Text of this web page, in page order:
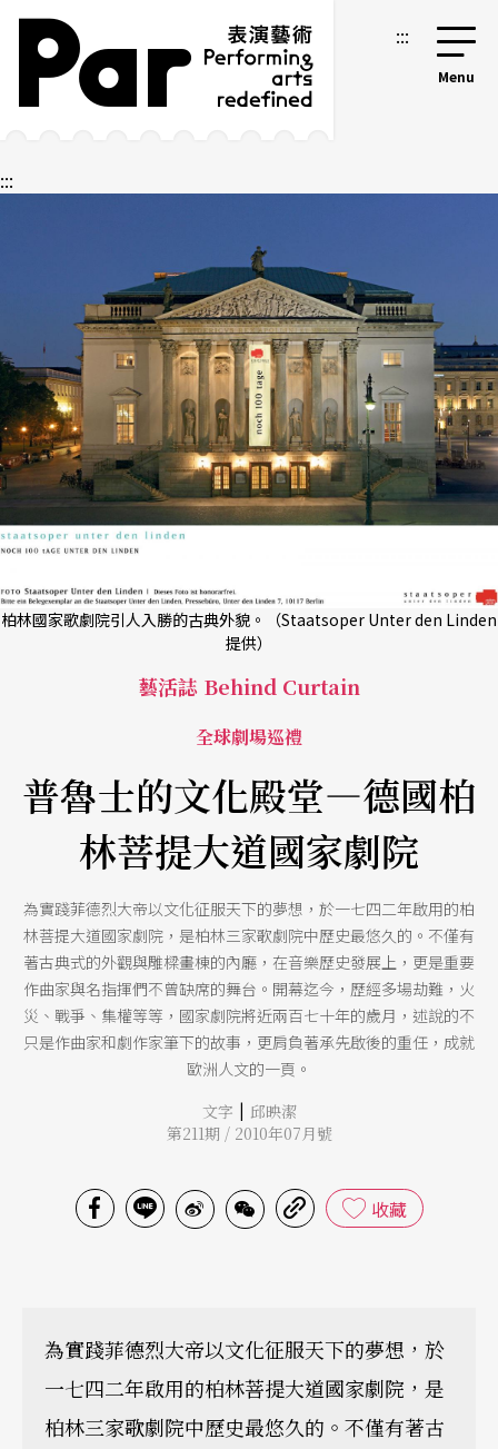
跳到主要內容區塊
網站導覽 :::
:::
柏林國家歌劇院引人入勝的古典外貌。（Staatsoper Unter den Linden
提供）
藝活誌 Behind Curtain
全球劇場巡禮
普魯士的文化殿堂—德國柏
林菩提大道國家劇院
為實踐菲德烈大帝以文化征服天下的夢想，於一七四二年啟用的柏
林菩提大道國家劇院，是柏林三家歌劇院中歷史最悠久的。不僅有
著古典式的外觀與雕樑畫棟的內廳，在音樂歷史發展上，更是重要
作曲家與名指揮們不曾缺席的舞台。開幕迄今，歷經多場劫難，火
災、戰爭、集權等等，國家劇院將近兩百七十年的歲月，述說的不
只是作曲家和劇作家筆下的故事，更肩負著承先啟後的重任，成就
歐洲人文的一頁。
文字 | 邱映潔
第211期 / 2010年07月號
收藏
為實踐菲德烈大帝以文化征服天下的夢想，於
一七四二年啟用的柏林菩提大道國家劇院，是
柏林三家歌劇院中歷史最悠久的。不僅有著古